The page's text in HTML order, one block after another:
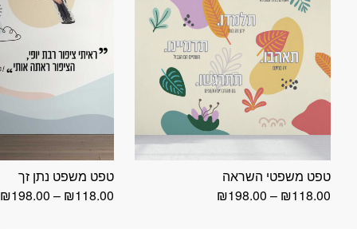
טפט משפטי השראה
₪118.00
–
₪198.00
טפט משפט נתן זך
₪118.00
–
₪198.00